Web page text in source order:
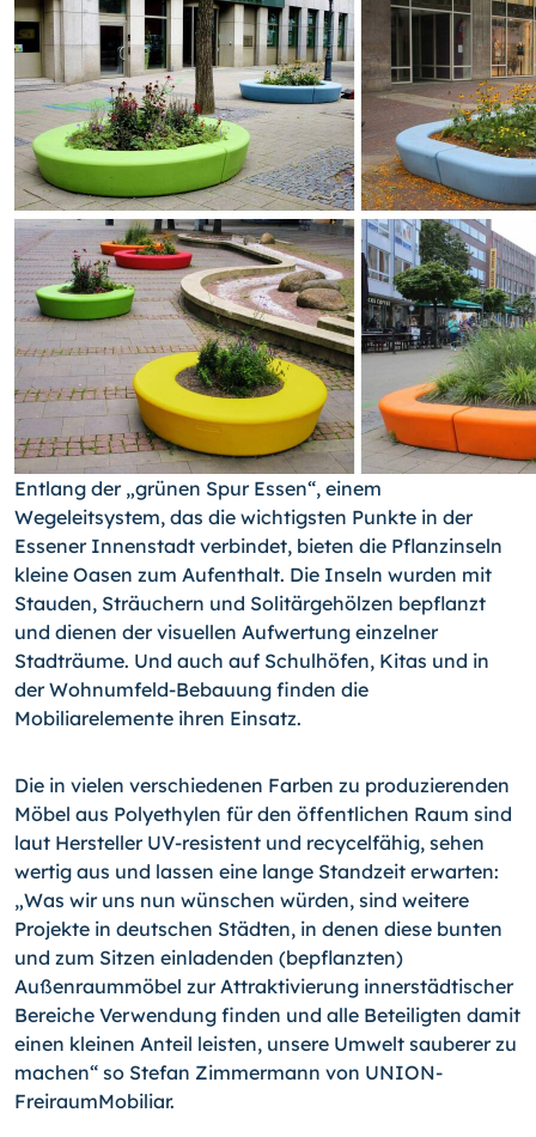
Entlang der „grünen Spur Essen“, einem
Wegeleitsystem, das die wichtigsten Punkte in der
Essener Innenstadt verbindet, bieten die Pflanzinseln
kleine Oasen zum Aufenthalt. Die Inseln wurden mit
Stauden, Sträuchern und Solitärgehölzen bepflanzt
und dienen der visuellen Aufwertung einzelner
Stadträume. Und auch auf Schulhöfen, Kitas und in
der Wohnumfeld-Bebauung finden die
Mobiliarelemente ihren Einsatz.
Die in vielen verschiedenen Farben zu produzierenden
Möbel aus Polyethylen für den öffentlichen Raum sind
laut Hersteller UV-resistent und recycelfähig, sehen
wertig aus und lassen eine lange Standzeit erwarten:
„Was wir uns nun wünschen würden, sind weitere
Projekte in deutschen Städten, in denen diese bunten
und zum Sitzen einladenden (bepflanzten)
Außenraummöbel zur Attraktivierung innerstädtischer
Bereiche Verwendung finden und alle Beteiligten damit
einen kleinen Anteil leisten, unsere Umwelt sauberer zu
machen“ so Stefan Zimmermann von UNION-
FreiraumMobiliar.